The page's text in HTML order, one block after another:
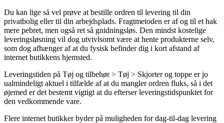
Du kan lige så vel prøve at bestille ordren til levering til din
privatbolig eller til din arbejdsplads. Fragtmetoden er af og til et hak
mere pebret, men også ret så gnidningsløs. Den mindst kostelige
leveringsløsning vil dog utvivlsomt være at hente produkterne selv,
som dog afhænger af at du fysisk befinder dig i kort afstand af
internet butikkens hjemsted.
Leveringstiden på Tøj og tilbehør > Tøj > Skjorter og toppe er jo
ualmindeligt aktuel i tilfælde af at du mangler ordren fluks, så i det
øjemed er det bestemt vigtigt at du efterser leveringstidspunktet for
den vedkommende vare.
Flere internet butikker byder på muligheden for dag-til-dag levering